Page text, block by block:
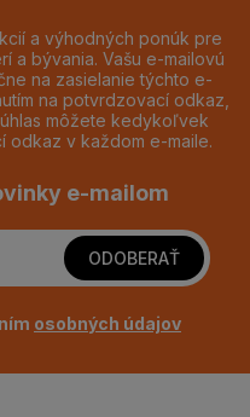
a výhodných ponúk pre
a bývania. Vašu e-mailovú
na zasielanie týchto e-
na potvrdzovací odkaz,
môžete kedykoľvek
odkaz v každom e-maile.
e-mailom
ODOBERAŤ
osobných údajov